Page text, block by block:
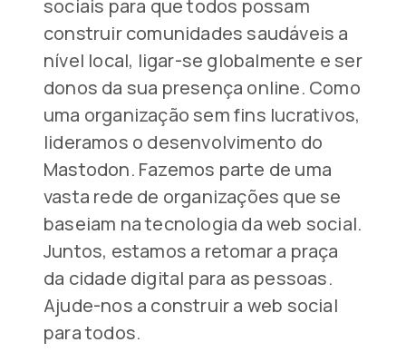
sociais para que todos possam
construir comunidades saudáveis a
nível local, ligar-se globalmente e ser
donos da sua presença online. Como
uma organização sem fins lucrativos,
lideramos o desenvolvimento do
Mastodon. Fazemos parte de uma
vasta rede de organizações que se
baseiam na tecnologia da web social.
Juntos, estamos a retomar a praça
da cidade digital para as pessoas.
Ajude-nos a construir a web social
para todos.